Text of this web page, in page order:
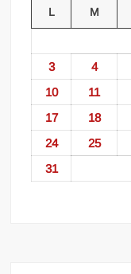
L M
3
4
10
11
17
18
24
25
31